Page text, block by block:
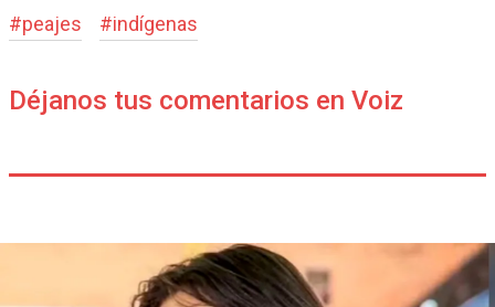
#peajes #indígenas
Déjanos tus comentarios en Voiz